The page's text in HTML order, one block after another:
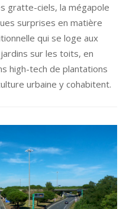
gratte-ciels, la mégapole
surprises en matière
qui se loge aux
sur les toits, en
high-tech de plantations
urbaine y cohabitent.